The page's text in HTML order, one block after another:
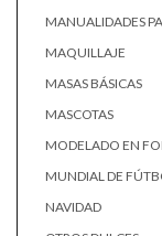
MANUALIDADES
MAQUILLAJE
MASAS BÁSICAS
MASCOTAS
MODELADO EN
MUNDIAL DE
NAVIDAD